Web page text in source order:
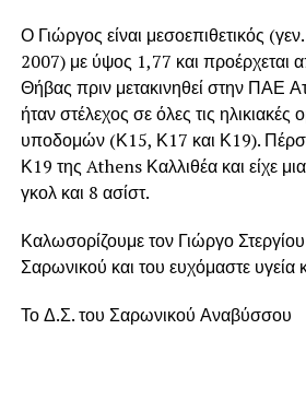
Ο Γιώργος είναι μεσοεπιθετικός
2007) με ύψος 1,77 και προέρχεται
Θήβας πριν μετακινηθεί στην ΠΑΕ
ήταν στέλεχος σε όλες τις ηλικιακές
υποδομών (Κ15, Κ17 και Κ19).
Κ19 της Athens Καλλιθέα και είχε
γκολ και 8 ασίστ.
Καλωσορίζουμε τον Γιώργο Στεργίου
Σαρωνικού και του ευχόμαστε υγεία
Το Δ.Σ. του Σαρωνικού Αναβύσσου